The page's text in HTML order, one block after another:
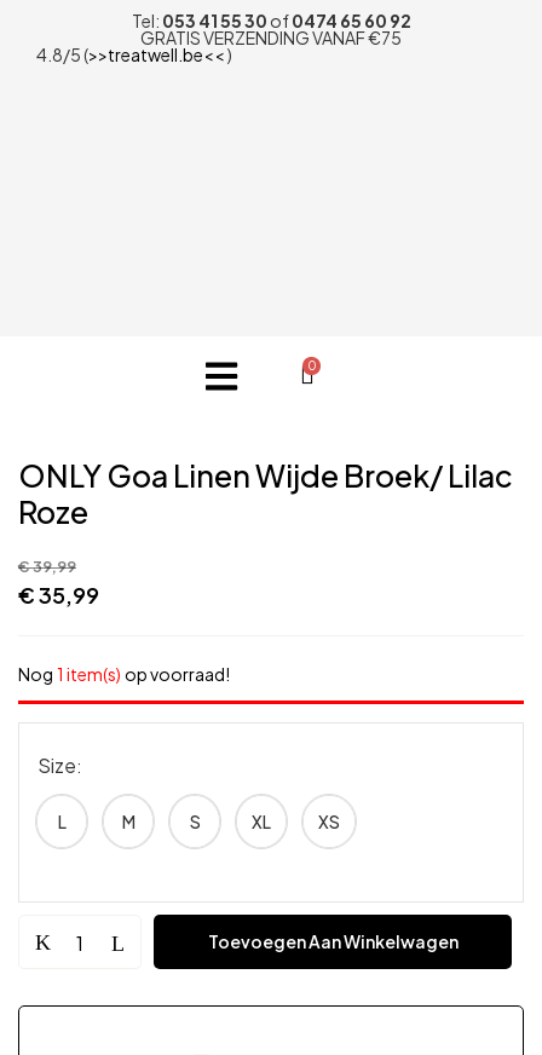
Tel: 053 41 55 30 of0474 65 60 92
GRATIS VERZENDING VANAF €75
4.8/5 (>>treatwell.be<<)
0
ONLY Goa Linen Wijde Broek/ Lilac
Roze
€39,99
€35,99
Nog 1 item(s) op voorraad!
Size
L M S XL XS
Toevoegen Aan Winkelwagen